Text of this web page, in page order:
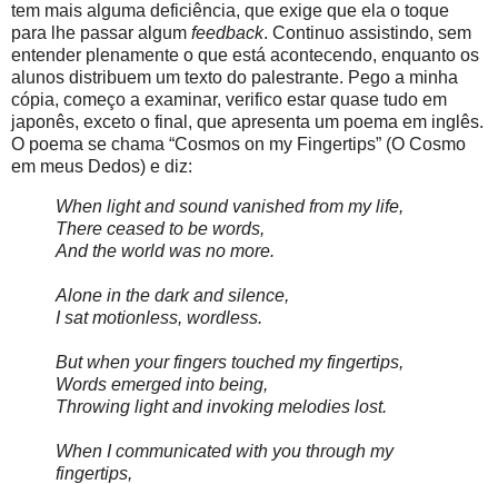
tem mais alguma deficiência, que exige que ela o toque
para lhe passar algum feedback. Continuo assistindo, sem
entender plenamente o que está acontecendo, enquanto os
alunos distribuem um texto do palestrante. Pego a minha
cópia, começo a examinar, verifico estar quase tudo em
japonês, exceto o final, que apresenta um poema em inglês.
O poema se chama “Cosmos on my Fingertips” (O Cosmo
em meus Dedos) e diz:
When light and sound vanished from my life,
There ceased to be words,
And the world was no more.
Alone in the dark and silence,
I sat motionless, wordless.
But when your fingers touched my fingertips,
Words emerged into being,
Throwing light and invoking melodies lost.
When I communicated with you through my
fingertips,